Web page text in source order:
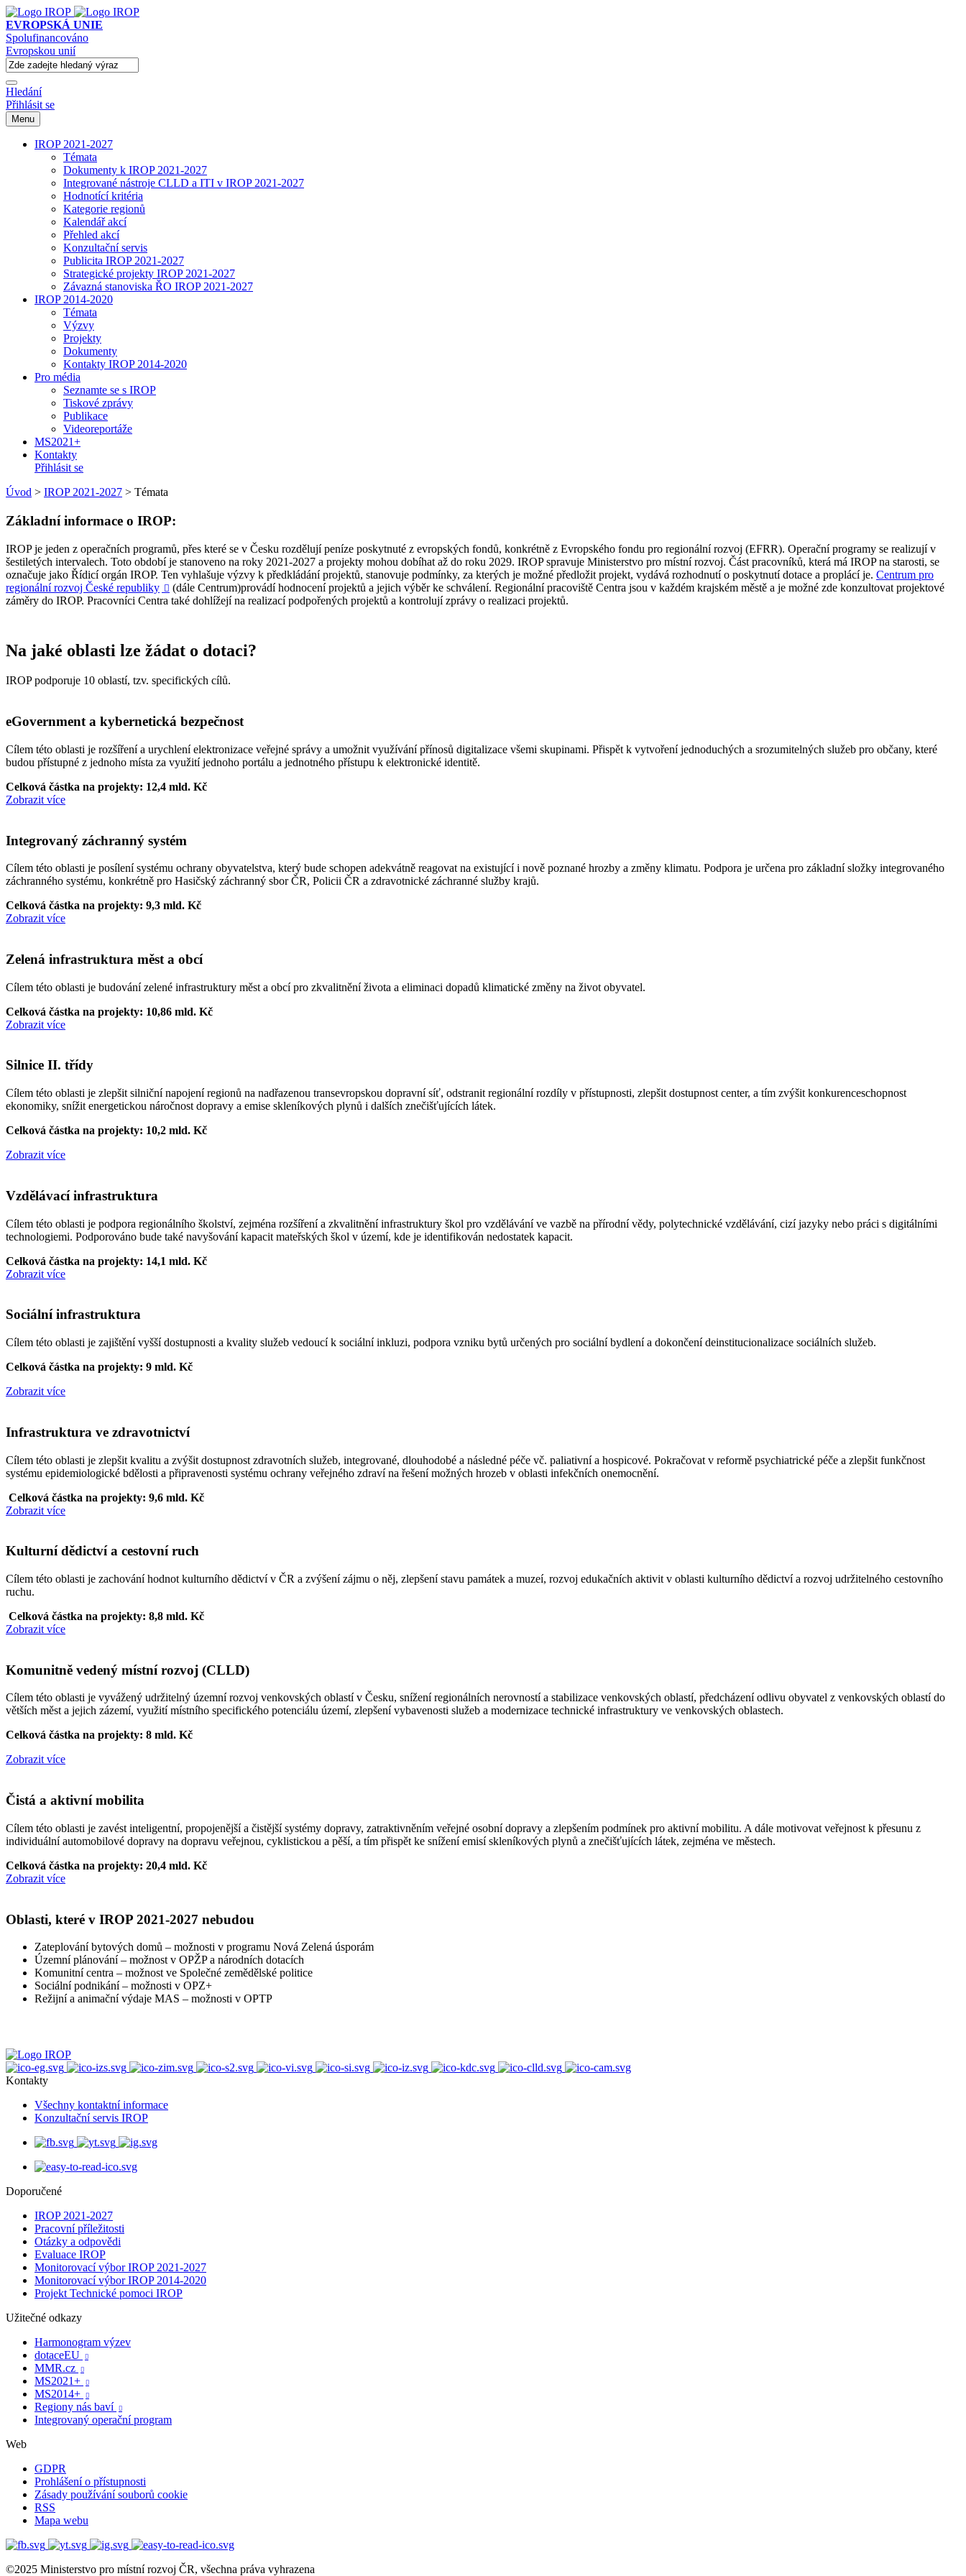
EVROPSKÁ UNIE
Spolufinancováno
Evropskou unií
Hledání
Přihlásit se
Menu
IROP 2021-2027
Témata
Dokumenty k IROP 2021-2027
Integrované nástroje CLLD a ITI v IROP 2021-2027
Hodnotící kritéria
Kategorie regionů
Kalendář akcí
Přehled akcí
Konzultační servis
Publicita IROP 2021-2027
Strategické projekty IROP 2021-2027
Závazná stanoviska ŘO IROP 2021-2027
IROP 2014-2020
Témata
Výzvy
Projekty
Dokumenty
Kontakty IROP 2014-2020
Pro média
Seznamte se s IROP
Tiskové zprávy
Publikace
Videoreportáže
MS2021+
Kontakty
Přihlásit se
Úvod > IROP 2021-2027 > Témata
Základní informace o IROP:
IROP je jeden z operačních programů, přes které se v Česku rozdělují peníze poskytnuté z evropských fondů, konkrétně z Evropského fondu pro regionální rozvoj (EFRR). Operační programy se realizují v
šestiletých intervalech. Toto období je stanoveno na roky 2021-2027 a projekty mohou dobíhat až do roku 2029. IROP spravuje Ministerstvo pro místní rozvoj. Část pracovníků, která má IROP na starosti, se
označuje jako Řídicí orgán IROP. Ten vyhlašuje výzvy k předkládání projektů, stanovuje podmínky, za kterých je možné předložit projekt, vydává rozhodnutí o poskytnutí dotace a proplácí je. Centrum pro
regionální rozvoj České republiky  (dále Centrum)provádí hodnocení projektů a jejich výběr ke schválení. Regionální pracoviště Centra jsou v každém krajském městě a je možné zde konzultovat projektové
záměry do IROP. Pracovníci Centra také dohlížejí na realizací podpořených projektů a kontrolují zprávy o realizaci projektů.
Na jaké oblasti lze žádat o dotaci?
IROP podporuje 10 oblastí, tzv. specifických cílů.
eGovernment a kybernetická bezpečnost
Cílem této oblasti je rozšíření a urychlení elektronizace veřejné správy a umožnit využívání přínosů digitalizace všemi skupinami. Přispět k vytvoření jednoduchých a srozumitelných služeb pro občany, které
budou přístupné z jednoho místa za využití jednoho portálu a jednotného přístupu k elektronické identitě.
Celková částka na projekty: 12,4 mld. Kč
Zobrazit více
Integrovaný záchranný systém
Cílem této oblasti je posílení systému ochrany obyvatelstva, který bude schopen adekvátně reagovat na existující i nově poznané hrozby a změny klimatu. Podpora je určena pro základní složky integrovaného
záchranného systému, konkrétně pro Hasičský záchranný sbor ČR, Policii ČR a zdravotnické záchranné služby krajů.
Celková částka na projekty: 9,3 mld. Kč
Zobrazit více
Zelená infrastruktura měst a obcí
Cílem této oblasti je budování zelené infrastruktury měst a obcí pro zkvalitnění života a eliminaci dopadů klimatické změny na život obyvatel.
Celková částka na projekty: 10,86 mld. Kč
Zobrazit více
Silnice II. třídy
Cílem této oblasti je zlepšit silniční napojení regionů na nadřazenou transevropskou dopravní síť, odstranit regionální rozdíly v přístupnosti, zlepšit dostupnost center, a tím zvýšit konkurenceschopnost
ekonomiky, snížit energetickou náročnost dopravy a emise skleníkových plynů i dalších znečišťujících látek.
Celková částka na projekty: 10,2 mld. Kč
Zobrazit více
Vzdělávací infrastruktura
Cílem této oblasti je podpora regionálního školství, zejména rozšíření a zkvalitnění infrastruktury škol pro vzdělávání ve vazbě na přírodní vědy, polytechnické vzdělávání, cizí jazyky nebo práci s digitálními
technologiemi. Podporováno bude také navyšování kapacit mateřských škol v území, kde je identifikován nedostatek kapacit.
Celková částka na projekty: 14,1 mld. Kč
Zobrazit více
Sociální infrastruktura
Cílem této oblasti je zajištění vyšší dostupnosti a kvality služeb vedoucí k sociální inkluzi, podpora vzniku bytů určených pro sociální bydlení a dokončení deinstitucionalizace sociálních služeb.
Celková částka na projekty: 9 mld. Kč
Zobrazit více
Infrastruktura ve zdravotnictví
Cílem této oblasti je zlepšit kvalitu a zvýšit dostupnost zdravotních služeb, integrované, dlouhodobé a následné péče vč. paliativní a hospicové. Pokračovat v reformě psychiatrické péče a zlepšit funkčnost
systému epidemiologické bdělosti a připravenosti systému ochrany veřejného zdraví na řešení možných hrozeb v oblasti infekčních onemocnění.
Celková částka na projekty: 9,6 mld. Kč
Zobrazit více
Kulturní dědictví a cestovní ruch
Cílem této oblasti je zachování hodnot kulturního dědictví v ČR a zvýšení zájmu o něj, zlepšení stavu památek a muzeí, rozvoj edukačních aktivit v oblasti kulturního dědictví a rozvoj udržitelného cestovního
ruchu.
Celková částka na projekty: 8,8 mld. Kč
Zobrazit více
Komunitně vedený místní rozvoj (CLLD)
Cílem této oblasti je vyvážený udržitelný územní rozvoj venkovských oblastí v Česku, snížení regionálních nerovností a stabilizace venkovských oblastí, předcházení odlivu obyvatel z venkovských oblastí do
větších měst a jejich zázemí, využití místního specifického potenciálu území, zlepšení vybavenosti služeb a modernizace technické infrastruktury ve venkovských oblastech.
Celková částka na projekty: 8 mld. Kč
Zobrazit více
Čistá a aktivní mobilita
Cílem této oblasti je zavést inteligentní, propojenější a čistější systémy dopravy, zatraktivněním veřejné osobní dopravy a zlepšením podmínek pro aktivní mobilitu. A dále motivovat veřejnost k přesunu z
individuální automobilové dopravy na dopravu veřejnou, cyklistickou a pěší, a tím přispět ke snížení emisí skleníkových plynů a znečišťujících látek, zejména ve městech.
Celková částka na projekty: 20,4 mld. Kč
Zobrazit více
Oblasti, které v IROP 2021-2027 nebudou
Zateplování bytových domů – možnosti v programu Nová Zelená úsporám
Územní plánování – možnost v OPŽP a národních dotacích
Komunitní centra – možnost ve Společné zemědělské politice
Sociální podnikání – možnosti v OPZ+
Režijní a animační výdaje MAS – možnosti v OPTP
Kontakty
Všechny kontaktní informace
Konzultační servis IROP
Doporučené
IROP 2021-2027
Pracovní příležitosti
Otázky a odpovědi
Evaluace IROP
Monitorovací výbor IROP 2021-2027
Monitorovací výbor IROP 2014-2020
Projekt Technické pomoci IROP
Užitečné odkazy
Harmonogram výzev
dotaceEU

MMR.cz 
MS2021+ 
MS2014+ 
Regiony nás baví 
Integrovaný operační program
Web
GDPR
Prohlášení o přístupnosti
Zásady používání souborů cookie
RSS
Mapa webu
©2025 Ministerstvo pro místní rozvoj ČR, všechna práva vyhrazena